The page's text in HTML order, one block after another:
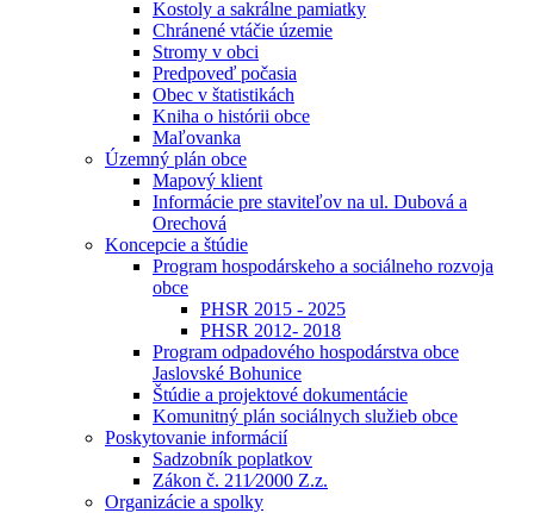
Kostoly a sakrálne pamiatky
Chránené vtáčie územie
Stromy v obci
Predpoveď počasia
Obec v štatistikách
Kniha o histórii obce
Maľovanka
Územný plán obce
Mapový klient
Informácie pre staviteľov na ul. Dubová a
Orechová
Koncepcie a štúdie
Program hospodárskeho a sociálneho rozvoja
obce
PHSR 2015 - 2025
PHSR 2012- 2018
Program odpadového hospodárstva obce
Jaslovské Bohunice
Štúdie a projektové dokumentácie
Komunitný plán sociálnych služieb obce
Poskytovanie informácií
Sadzobník poplatkov
Zákon č. 211⁄2000 Z.z.
Organizácie a spolky